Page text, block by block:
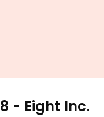
8 - Eight Inc.